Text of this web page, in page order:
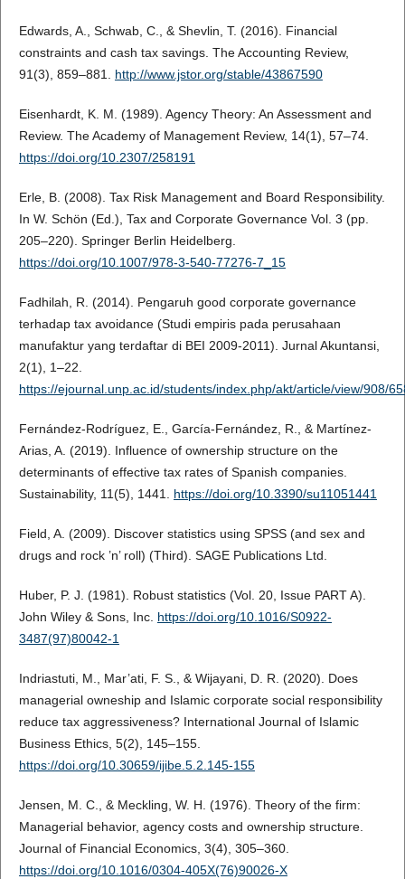
Edwards, A., Schwab, C., & Shevlin, T. (2016). Financial
constraints and cash tax savings. The Accounting Review,
91(3), 859–881. http://www.jstor.org/stable/43867590
Eisenhardt, K. M. (1989). Agency Theory: An Assessment and
Review. The Academy of Management Review, 14(1), 57–74.
https://doi.org/10.2307/258191
Erle, B. (2008). Tax Risk Management and Board Responsibility.
In W. Schön (Ed.), Tax and Corporate Governance Vol. 3 (pp.
205–220). Springer Berlin Heidelberg.
https://doi.org/10.1007/978-3-540-77276-7_15
Fadhilah, R. (2014). Pengaruh good corporate governance
terhadap tax avoidance (Studi empiris pada perusahaan
manufaktur yang terdaftar di BEI 2009-2011). Jurnal Akuntansi,
2(1), 1–22.
https://ejournal.unp.ac.id/students/index.php/akt/article/view/908/
Fernández-Rodríguez, E., García-Fernández, R., & Martínez-
Arias, A. (2019). Influence of ownership structure on the
determinants of effective tax rates of Spanish companies.
Sustainability, 11(5), 1441. https://doi.org/10.3390/su11051441
Field, A. (2009). Discover statistics using SPSS (and sex and
drugs and rock ’n’ roll) (Third). SAGE Publications Ltd.
Huber, P. J. (1981). Robust statistics (Vol. 20, Issue PART A).
John Wiley & Sons, Inc. https://doi.org/10.1016/S0922-
3487(97)80042-1
Indriastuti, M., Mar’ati, F. S., & Wijayani, D. R. (2020). Does
managerial owneship and Islamic corporate social responsibility
reduce tax aggressiveness? International Journal of Islamic
Business Ethics, 5(2), 145–155.
https://doi.org/10.30659/ijibe.5.2.145-155
Jensen, M. C., & Meckling, W. H. (1976). Theory of the firm:
Managerial behavior, agency costs and ownership structure.
Journal of Financial Economics, 3(4), 305–360.
https://doi.org/10.1016/0304-405X(76)90026-X